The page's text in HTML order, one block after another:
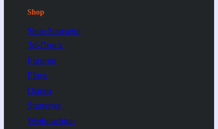
Shop
Shop Startseite
3d-Druck
Figuren
Flora
Ostern
Starterset
Weihnachten